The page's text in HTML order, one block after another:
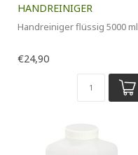
HANDREINIGER
Handreiniger flüssig 5000 ml
€24,90